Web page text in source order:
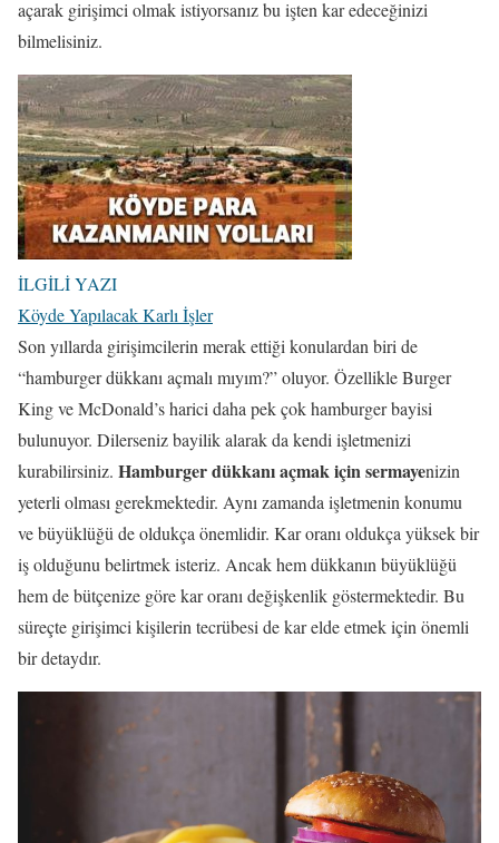
açarak girişimci olmak istiyorsanız bu işten kar edeceğinizi
bilmelisiniz.
İLGİLİ YAZI
Köyde Yapılacak Karlı İşler
Son yıllarda girişimcilerin merak ettiği konulardan biri de
“hamburger dükkanı açmalı mıyım?” oluyor. Özellikle Burger
King ve McDonald’s harici daha pek çok hamburger bayisi
bulunuyor. Dilerseniz bayilik alarak da kendi işletmenizi
kurabilirsiniz. Hamburger dükkanı açmak için sermayenizin
yeterli olması gerekmektedir. Aynı zamanda işletmenin konumu
ve büyüklüğü de oldukça önemlidir. Kar oranı oldukça yüksek bir
iş olduğunu belirtmek isteriz. Ancak hem dükkanın büyüklüğü
hem de bütçenize göre kar oranı değişkenlik göstermektedir. Bu
süreçte girişimci kişilerin tecrübesi de kar elde etmek için önemli
bir detaydır.